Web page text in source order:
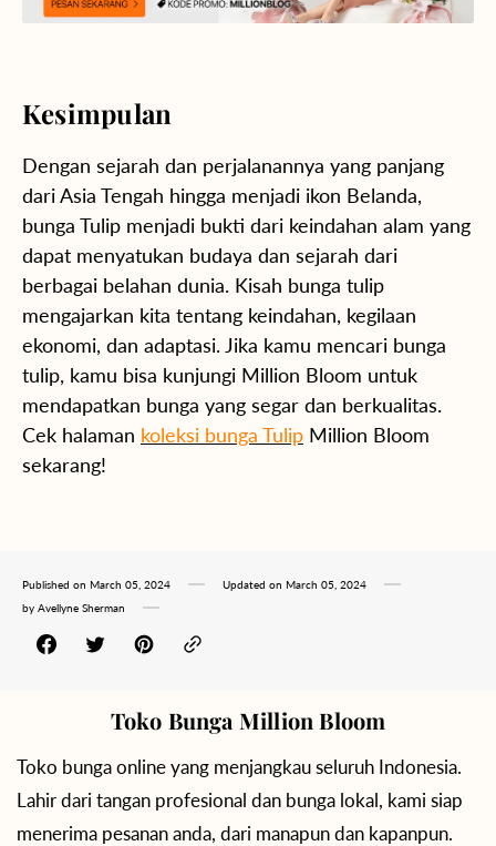
Kesimpulan
Dengan sejarah dan perjalanannya yang panjang
dari Asia Tengah hingga menjadi ikon Belanda,
bunga Tulip menjadi bukti dari keindahan alam yang
dapat menyatukan budaya dan sejarah dari
berbagai belahan dunia. Kisah bunga tulip
mengajarkan kita tentang keindahan, kegilaan
ekonomi, dan adaptasi. Jika kamu mencari bunga
tulip, kamu bisa kunjungi Million Bloom untuk
mendapatkan bunga yang segar dan berkualitas.
Cek halaman koleksi bunga Tulip Million Bloom
sekarang!
Published on March 05, 2024 Updated on March 05, 2024
by Avellyne Sherman
Toko Bunga Million Bloom
Toko bunga online yang menjangkau seluruh Indonesia.
Lahir dari tangan profesional dan bunga lokal, kami siap
menerima pesanan anda, dari manapun dan kapanpun.